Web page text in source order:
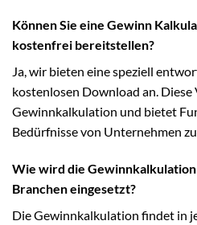
Können Sie eine Gewinn
kostenfrei bereitstellen?
Ja, wir bieten eine speziell
kostenlosen Download an.
Gewinnkalkulation und bietet
Bedürfnisse von Unternehmen
Wie wird die
Branchen eingesetzt?
Die Gewinnkalkulation findet in